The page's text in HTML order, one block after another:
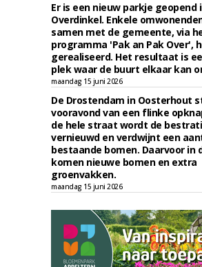
Er is een nieuw parkje geopend
Overdinkel. Enkele
samen met de gemeente, via
programma 'Pak an Pak Over',
gerealiseerd. Het resultaat is
plek waar de buurt elkaar kan
maandag 15 juni 2026
De Drostendam in Oosterhout
vooravond van een flinke
de hele straat wordt de
vernieuwd en verdwijnt een
bestaande bomen. Daarvoor in
komen nieuwe bomen en extra
groenvakken.
maandag 15 juni 2026